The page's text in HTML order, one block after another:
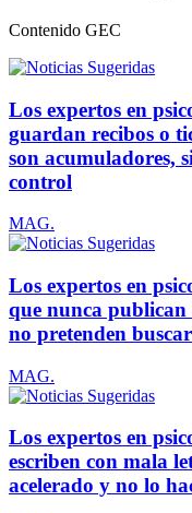
Contenido GEC
Los expertos en
guardan recibos o
son acumuladores,
control
MAG.
Los expertos en
que nunca publican
no pretenden
MAG.
Los expertos en
escriben con mala
acelerado y no lo